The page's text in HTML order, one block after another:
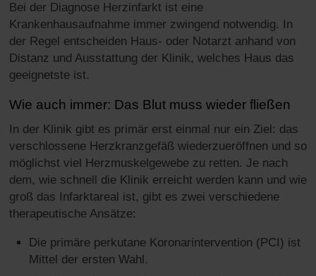
Bei der Diagnose Herzinfarkt ist eine
Krankenhausaufnahme immer zwingend notwendig. In
der Regel entscheiden Haus- oder Notarzt anhand von
Distanz und Ausstattung der Klinik, welches Haus das
geeignetste ist.
Wie auch immer: Das Blut muss wieder fließen
In der Klinik gibt es primär erst einmal nur ein Ziel: das
verschlossene Herzkranzgefäß wiederzueröffnen und so
möglichst viel Herzmuskelgewebe zu retten. Je nach
dem, wie schnell die Klinik erreicht werden kann und wie
groß das Infarktareal ist, gibt es zwei verschiedene
therapeutische Ansätze:
Die primäre perkutane Koronarintervention (PCI) ist
Mittel der ersten Wahl.